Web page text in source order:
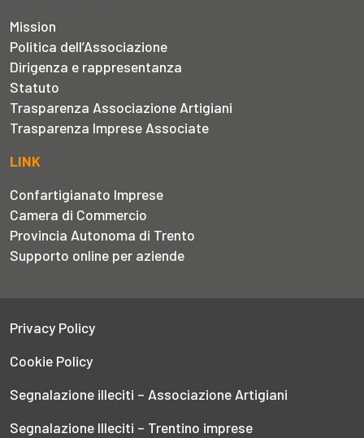
Mission
Politica dell’Associazione
Dirigenza e rappresentanza
Statuto
Trasparenza Associazione Artigiani
Trasparenza Imprese Associate
LINK
Confartigianato Imprese
Camera di Commercio
Provincia Autonoma di Trento
Supporto online per aziende
Privacy Policy
Cookie Policy
Segnalazione illeciti – Associazione Artigiani
Segnalazione Illeciti – Trentino imprese